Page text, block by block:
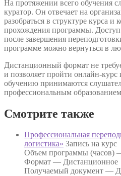
На протяжении всего обучения
куратор. Он отвечает на
разобраться в структуре курса и
прохождения программы. Доступ
после завершения
программе можно вернуться в
Дистанционный формат не
и позволяет пройти онлайн-
обучению принимаются
профессиональным
Смотрите также
Профессиональная
логистика» Запись на курс
Объем программы (часов)
Формат — Дистанционное
Получаемый документ —